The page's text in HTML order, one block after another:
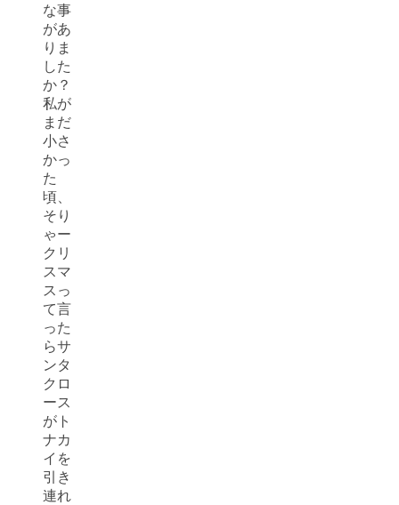
な事
があ
りま
した
か？
私が
まだ
小さ
かっ
た
頃、
そり
ゃー
クリ
スマ
スっ
て言
った
らサ
ンタ
クロ
ース
がト
ナカ
イを
引き
連れ